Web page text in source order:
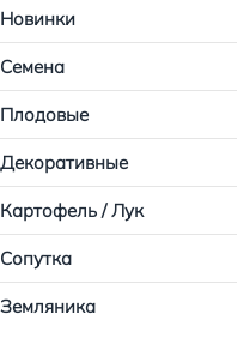
Новинки
Семена
Плодовые
Декоративные
Картофель / Лук
Сопутка
Земляника